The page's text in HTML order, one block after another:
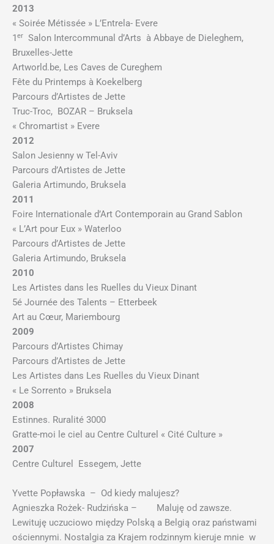
2013
« Soirée Métissée » L’Entrela- Evere
1er
Salon Intercommunal d’Arts à Abbaye de Dieleghem,
Bruxelles-Jette
Artworld.be, Les Caves de Cureghem
Fête du Printemps à Koekelberg
Parcours d’Artistes de Jette
Truc-Troc, BOZAR – Bruksela
« Chromartist » Evere
2012
Salon Jesienny w Tel-Aviv
Parcours d’Artistes de Jette
Galeria Artimundo, Bruksela
2011
Foire Internationale d’Art Contemporain au Grand Sablon
« L’Art pour Eux » Waterloo
Parcours d’Artistes de Jette
Galeria Artimundo, Bruksela
2010
Les Artistes dans les Ruelles du Vieux Dinant
5é Journée des Talents – Etterbeek
Art au Cœur, Mariembourg
2009
Parcours d’Artistes Chimay
Parcours d’Artistes de Jette
Les Artistes dans Les Ruelles du Vieux Dinant
« Le Sorrento » Bruksela
2008
Estinnes. Ruralité 3000
Gratte-moi le ciel au Centre Culturel « Cité Culture »
2007
Centre Culturel Essegem, Jette
Yvette Popławska – Od kiedy malujesz?
Agnieszka Rożek- Rudzińska – Maluję od zawsze.
Lewituję uczuciowo między Polską a Belgią oraz państwami
ościennymi. Nostalgia za Krajem rodzinnym kieruje mnie w